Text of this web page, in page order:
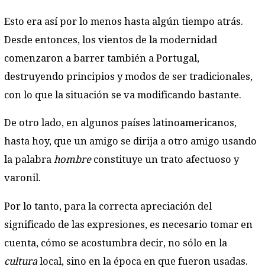
Esto era así por lo menos hasta algún tiempo atrás.
Desde entonces, los vientos de la modernidad
comenzaron a barrer también a Portugal,
destruyendo principios y modos de ser tradicionales,
con lo que la situación se va modificando bastante.
De otro lado, en algunos países latinoamericanos,
hasta hoy, que un amigo se dirija a otro amigo usando
la palabra hombreconstituye un trato afectuoso y
varonil.
Por lo tanto, para la correcta apreciación del
significado de las expresiones, es necesario tomar en
cuenta, cómo se acostumbra decir, no sólo en la
culturalocal, sino en la época en que fueron usadas.